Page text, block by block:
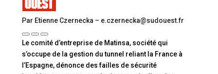
Par Etienne Czernecka – e.czernecka@sudouest.fr
Le comité d’entreprise de Matinsa, société qui
s’occupe de la gestion du tunnel reliant la France à
l’Espagne, dénonce des failles de sécurité